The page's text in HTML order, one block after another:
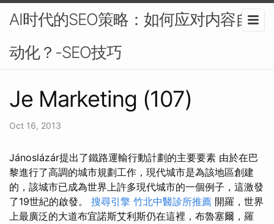
AI时代的SEO策略：如何应对内容自
动化？-SEO技巧
Je Marketing (107)
Oct 16, 2013
Jánoslázár提出了鐵路運輸行動計劃的主要要素 由於在巴
黎進行了高調的城市規劃工作，現代城市是為該地區創建
的，該城市已成為世界上許多現代城市的一個例子，這激發
了19世紀的啟發。 搜尋引擎 竹北中醫診所推薦 開羅，世界
上最廣泛的大道布宜諾斯艾利斯仍在這裡，布魯塞爾，羅